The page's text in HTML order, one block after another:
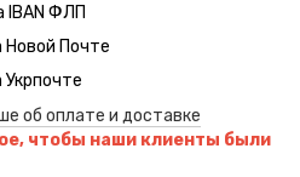
IBAN ФЛП
Почте
об оплате и доставке
чтобы наши клиенты были